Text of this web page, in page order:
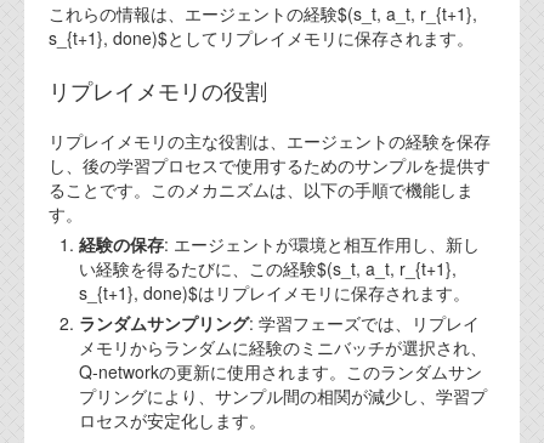
資料閲覧パスワードをお問い合わせ頂き
ログインをお願い致します。アカウント
設計用語集
お問い合わせ
FAQ
お問い合わせフォーム
これらの情報は、エージェントの経験$(s_t, a_t, r_{t+1},
s_{t+1}, done)$としてリプレイメモリに保存されます。
リプレイメモリの役割
リプレイメモリの主な役割は、エージェントの経験を保存
し、後の学習プロセスで使用するためのサンプルを提供す
ることです。このメカニズムは、以下の手順で機能しま
す。
経験の保存: エージェントが環境と相互作用し、新し
い経験を得るたびに、この経験$(s_t, a_t, r_{t+1},
s_{t+1}, done)$はリプレイメモリに保存されます。
ランダムサンプリング: 学習フェーズでは、リプレイ
メモリからランダムに経験のミニバッチが選択され、
Q-networkの更新に使用されます。このランダムサン
プリングにより、サンプル間の相関が減少し、学習プ
ロセスが安定化します。